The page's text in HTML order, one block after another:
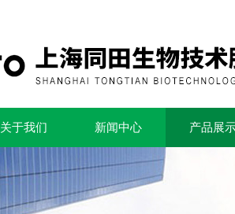
关于我们 新闻中心 产品展